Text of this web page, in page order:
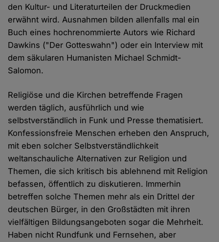
den Kultur- und Literaturteilen der Druckmedien
erwähnt wird. Ausnahmen bilden allenfalls mal ein
Buch eines hochrenommierte Autors wie Richard
Dawkins ("Der Gotteswahn") oder ein Interview mit
dem säkularen Humanisten Michael Schmidt-
Salomon.
Religiöse und die Kirchen betreffende Fragen
werden täglich, ausführlich und wie
selbstverständlich in Funk und Presse thematisiert.
Konfessionsfreie Menschen erheben den Anspruch,
mit eben solcher Selbstverständlichkeit
weltanschauliche Alternativen zur Religion und
Themen, die sich kritisch bis ablehnend mit Religion
befassen, öffentlich zu diskutieren. Immerhin
betreffen solche Themen mehr als ein Drittel der
deutschen Bürger, in den Großstädten mit ihren
vielfältigen Bildungsangeboten sogar die Mehrheit.
Haben nicht Rundfunk und Fernsehen, aber